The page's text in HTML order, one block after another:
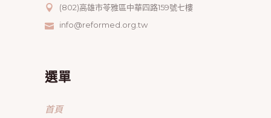
(802)高雄市苓雅區中華四路159號七樓
info@reformed.org.tw
選單
首頁